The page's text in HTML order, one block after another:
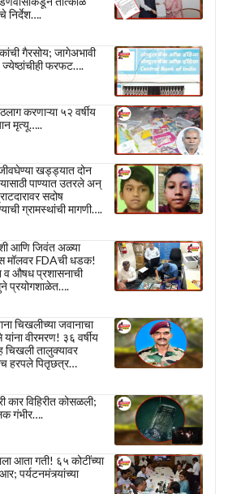
निर्देश….
गैरसोय; जागेअभावी
फरफट….
करणाऱ्या ५२ वर्षीय
मृत्यू…..
खड्ड्यात दोन
पाण्यात उतरले अन्
सदोष
ग्रामस्थांची मागणी….
आणि जिवंत अळ्या
मॉलवर FDAची धडक!
व औषध प्रशासनाची
प्रयोगशाळेत….
चिखलीच्या जवानाचा
वीरमरण! ३६ वर्षीय
चिखली तालुक्यावर
हरपले पितृछत्र…
विहिरीत कोसळली;
गंभीर….
आता गती! ६५ कोटींच्या
पर्यटनमंत्र्यांच्या